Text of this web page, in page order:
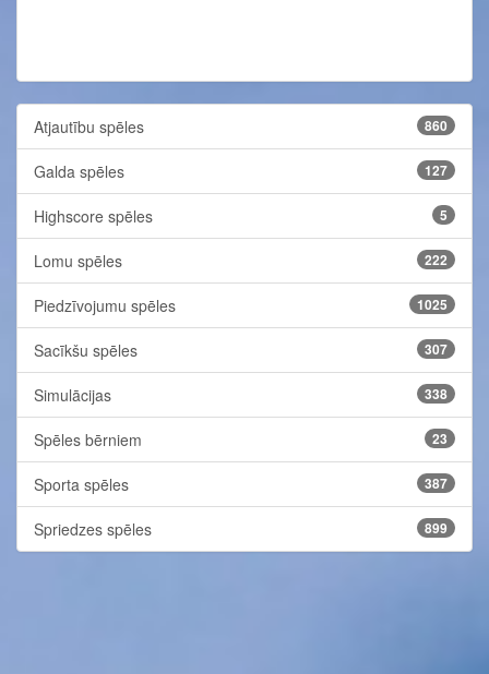
Atjautību spēles 860
Galda spēles 127
Highscore spēles 5
Lomu spēles 222
Piedzīvojumu spēles 1025
Sacīkšu spēles 307
Simulācijas 338
Spēles bērniem 23
Sporta spēles 387
Spriedzes spēles 899